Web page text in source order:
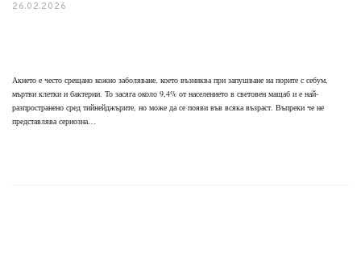
26.02.2026
Акнето е често срещано кожно заболяване, което възниква при запушване на порите с себум,
мъртви клетки и бактерии. То засяга около 9,4% от населението в световен мащаб и е най-
разпространено сред тийнейджърите, но може да се появи във всяка възраст. Въпреки че не
представлява сериозна…